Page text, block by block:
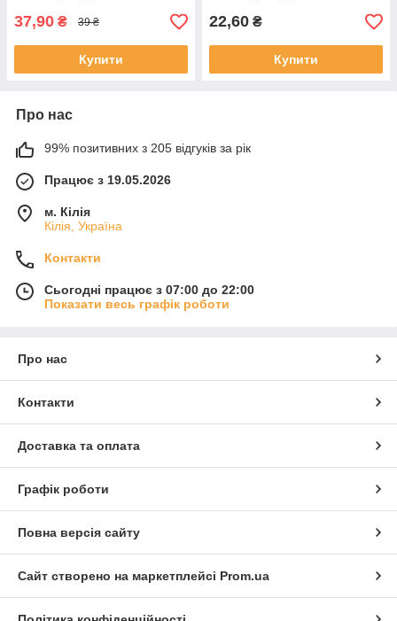
37,90 ₴ 39 ₴
Купити
22,60 ₴
Купити
Про нас
99% позитивних з 205 відгуків за рік
Працює з 19.05.2026
м. Кілія
Кілія, Україна
Контакти
Сьогодні працює з 07:00 до 22:00
Показати весь графік роботи
Про нас
Контакти
Доставка та оплата
Графік роботи
Повна версія сайту
Сайт створено на маркетплейсі Prom.ua